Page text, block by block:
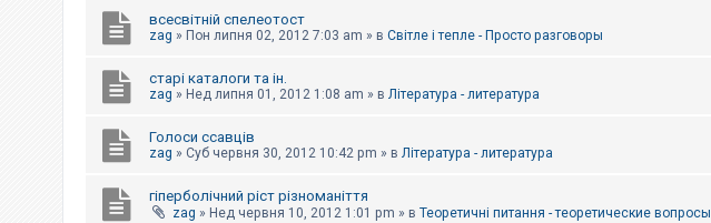
всесвітній спелеотост
zag » Пон липня 02, 2012 7:03 am » в Світле і тепле - Просто разговоры
старі каталоги та ін.
zag » Нед липня 01, 2012 1:08 am » в Література - литература
Голоси ссавців
zag » Суб червня 30, 2012 10:42 pm » в Література - литература
гіперболічний ріст різноманіття
zag » Нед червня 10, 2012 1:01 pm » в Теоретичні питання - теоретические вопросы